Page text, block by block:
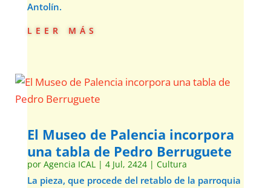
Antolín.
leer más
El Museo de Palencia incorpora
una tabla de Pedro Berruguete
por Agencia ICAL| 4 Jul, 2424| Cultura
La pieza, que procede del retablo de la parroquia